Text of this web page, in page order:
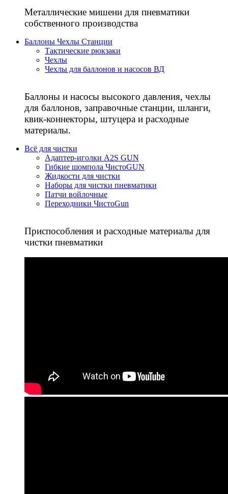
Металлические мишени для пневматики
собственного производства
Баллоны Чехлы Станции
Тактические рюкзаки
Чехлы
Чехлы для баллонов и насосов ВД
Баллоны и насосы высокого давления, чехлы
для баллонов, заправочные станции, шланги,
квик-коннекторы, штуцера и расходные
материалы.
Всё для чистки
Адаптер-иголки A2S GUN
Гибкие шомпола ЧистоGUN
Жидкости для чистки
Наборы для чистки пневматики
Патчи войлочные
Переходники ЧистоGun
Приспособления и расходные материалы для
чистки пневматики